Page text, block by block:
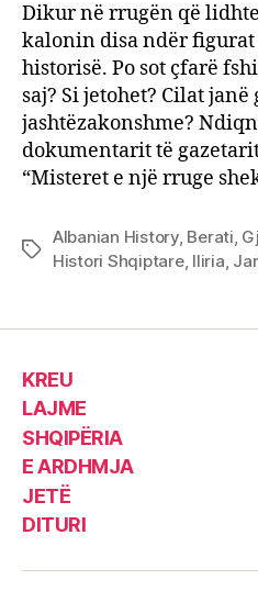
Dikur në rrugën që
kalonin disa ndër figurat
historisë. Po sot çfarë
saj? Si jetohet? Cilat janë
jashtëzakonshme?
dokumentarit të
“Misteret e një rruge
Tags
Albanian History, Berati,
Histori Shqiptare, Iliria,
KREU
LAJME
SHQIPËRIA
E ARDHMJA
JETË
DITURI